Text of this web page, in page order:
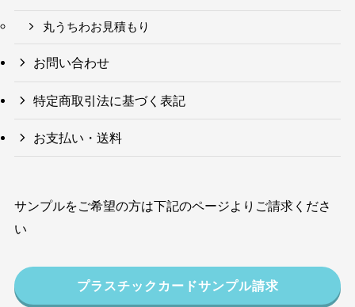
丸うちわお見積もり
お問い合わせ
特定商取引法に基づく表記
お支払い・送料
サンプルをご希望の方は下記のページよりご請求くださ
い
プラスチックカードサンプル請求